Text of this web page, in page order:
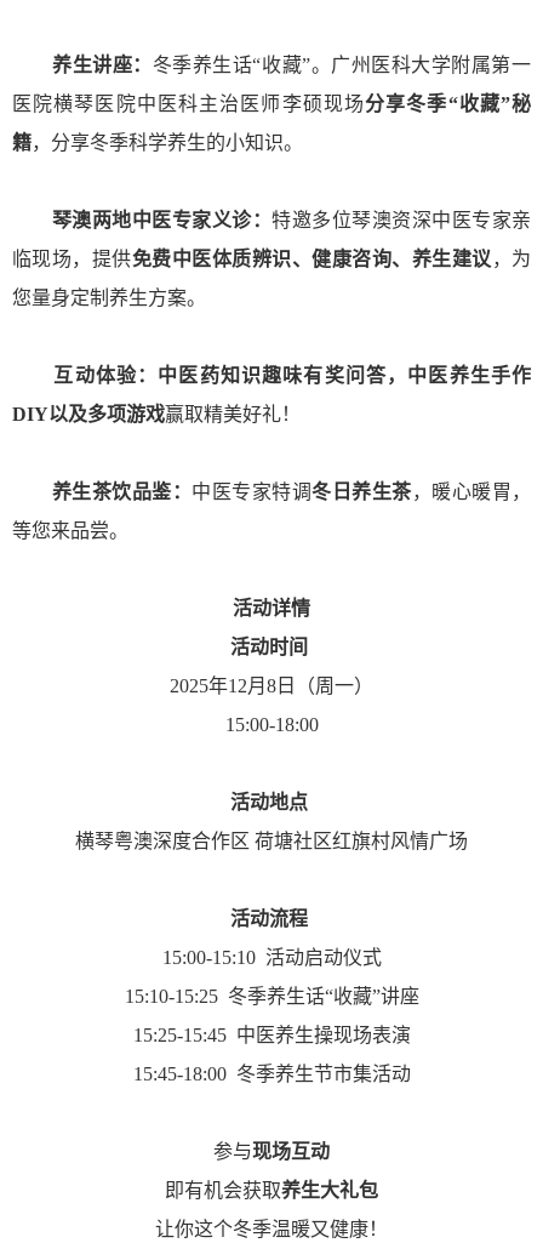
养生讲座： 冬季养生话“收藏”。广州医科大学附属第一
医院横琴医院中医科主治医师李硕现场分享冬季“收藏”秘
籍，分享冬季科学养生的小知识。
琴澳两地中医专家义诊：特邀多位琴澳资深中医专家亲
临现场，提供免费中医体质辨识、健康咨询、养生建议 ，为
您量身定制养生方案。
互动体验： 中医药知识趣味有奖问答，中医养生手作
DIY以及多项游戏赢取精美好礼！
养生茶饮品鉴： 中医专家特调冬日养生茶，暖心暖胃，
等您来品尝。
活动详情
活动时间
2025年12月8日（周一）
15:00-18:00
活动地点
横琴粤澳深度合作区 荷塘社区红旗村风情广场
活动流程
15:00-15:10 活动启动仪式
15:10-15:25 冬季养生话“收藏”讲座
15:25-15:45 中医养生操现场表演
15:45-18:00 冬季养生节市集活动
参与现场互动
即有机会获取养生大礼包
让你这个冬季温暖又健康！